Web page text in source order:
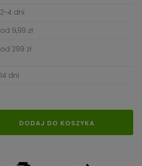
2-4 dni
od 9,99 zł
od 299 zł
14 dni
DODAJ DO KOSZYKA